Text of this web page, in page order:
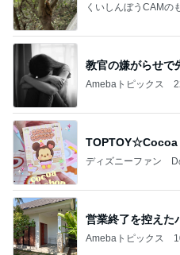
くいしんぼうCAMの
教官の嫌がらせで
Amebaトピックス
ディズニーファン D
営業終了を控えた
Amebaトピックス